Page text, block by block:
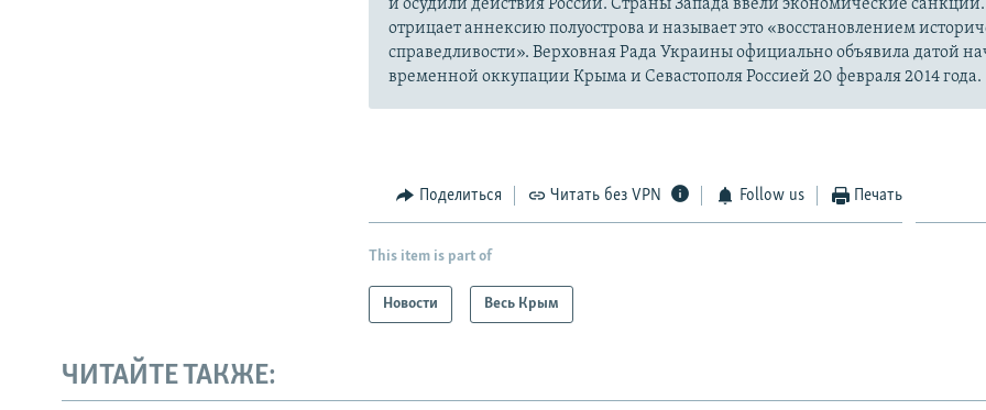
и осудили действия России. Страны Запада ввели экономические санкции.
отрицает аннексию полуострова и называет это «восстановлением
справедливости». Верховная Рада Украины официально объявила датой
временной оккупации Крыма и Севастополя Россией 20 февраля 2014 года.
Поделиться Читать без VPN Follow us Печать
This item is part of
Новости Весь Крым
ЧИТАЙТЕ ТАКЖЕ: